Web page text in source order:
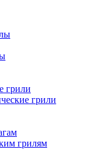
грили
грили
грилям